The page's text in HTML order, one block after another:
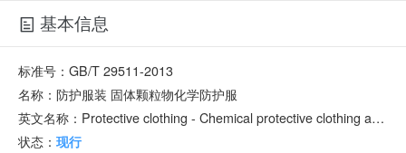
基本信息
标准号： GB/T 29511-2013
名称： 防护服装 固体颗粒物化学防护服
英文名称： Protective clothing - Chemical protective clothing against solid particulates
状态： 现行